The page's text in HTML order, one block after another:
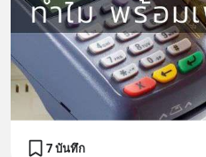
7 บันทึก